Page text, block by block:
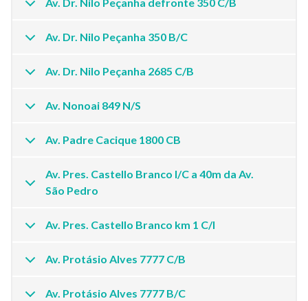
Av. Dr. Nilo Peçanha 350 B/C
Av. Dr. Nilo Peçanha 2685 C/B
Av. Nonoai 849 N/S
Av. Padre Cacique 1800 CB
Av. Pres. Castello Branco I/C a 40m da Av.
São Pedro
Av. Pres. Castello Branco km 1 C/I
Av. Protásio Alves 7777 C/B
Av. Protásio Alves 7777 B/C